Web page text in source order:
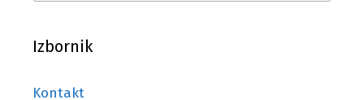
Izbornik
Kontakt